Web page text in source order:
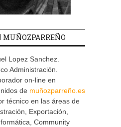
MUÑOZPARREÑO
Lopez Sanchez.
Administración.
on-line en
de muñozparreño.es
técnico en las áreas de
Exportación,
Community